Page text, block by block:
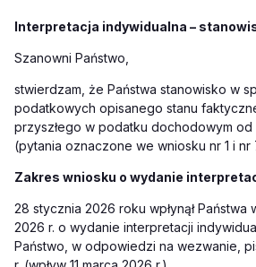
Interpretacja indywidualna –
Szanowni Państwo,
stwierdzam, że Państwa stanowisko w
podatkowych opisanego stanu
przyszłego w podatku dochodowym
(pytania oznaczone we wniosku nr 1 i nr
Zakres wniosku o wydanie
28 stycznia 2026 roku wpłynął Państwa
2026 r. o wydanie interpretacji
Państwo, w odpowiedzi na wezwanie,